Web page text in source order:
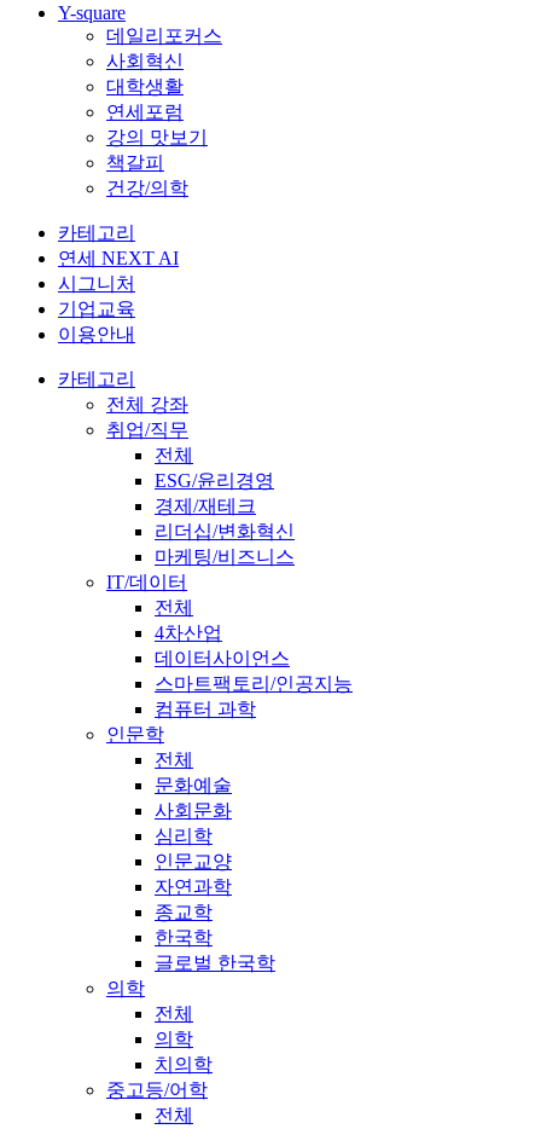
Y-square
데일리포커스
사회혁신
대학생활
연세포럼
강의 맛보기
책갈피
건강/의학
카테고리
연세 NEXT AI
시그니처
기업교육
이용안내
카테고리
전체 강좌
취업/직무
전체
ESG/윤리경영
경제/재테크
리더십/변화혁신
마케팅/비즈니스
IT/데이터
전체
4차산업
데이터사이언스
스마트팩토리/인공지능
컴퓨터 과학
인문학
전체
문화예술
사회문화
심리학
인문교양
자연과학
종교학
한국학
글로벌 한국학
의학
전체
의학
치의학
중고등/어학
전체